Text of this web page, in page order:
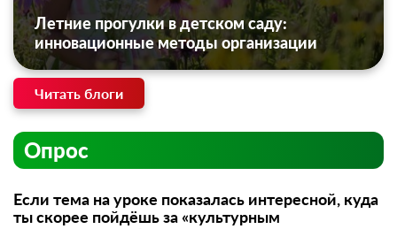
Летние прогулки в детском саду:
инновационные методы организации
Читать блоги
Опрос
Если тема на уроке показалась интересной, куда
ты скорее пойдёшь за «культурным